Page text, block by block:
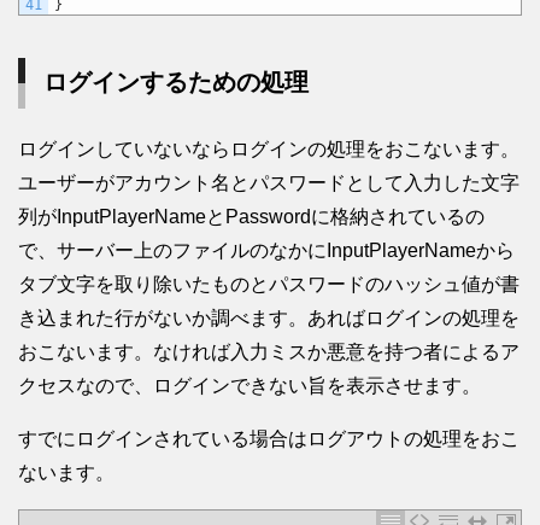
41 }
ログインするための処理
ログインしていないならログインの処理をおこないます。
ユーザーがアカウント名とパスワードとして入力した文字
列がInputPlayerNameとPasswordに格納されているの
で、サーバー上のファイルのなかにInputPlayerNameから
タブ文字を取り除いたものとパスワードのハッシュ値が書
き込まれた行がないか調べます。あればログインの処理を
おこないます。なければ入力ミスか悪意を持つ者によるア
クセスなので、ログインできない旨を表示させます。
すでにログインされている場合はログアウトの処理をおこ
ないます。